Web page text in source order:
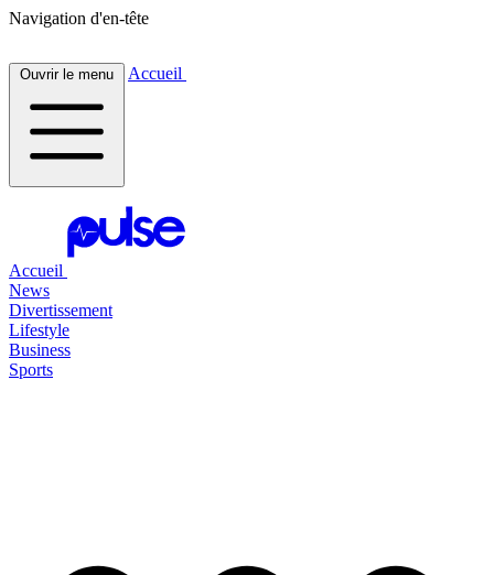
Navigation d'en-tête
Ouvrir le menu Accueil
Accueil
News
Divertissement
Lifestyle
Business
Sports